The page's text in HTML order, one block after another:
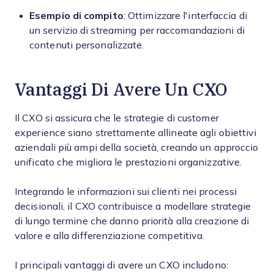
Esempio di compito: Ottimizzare l'interfaccia di
un servizio di streaming per raccomandazioni di
contenuti personalizzate.
Vantaggi Di Avere Un CXO
Il CXO si assicura che le strategie di customer
experience siano strettamente allineate agli obiettivi
aziendali più ampi della società, creando un approccio
unificato che migliora le prestazioni organizzative.
Integrando le informazioni sui clienti nei processi
decisionali, il CXO contribuisce a modellare strategie
di lungo termine che danno priorità alla creazione di
valore e alla differenziazione competitiva.
I principali vantaggi di avere un CXO includono: